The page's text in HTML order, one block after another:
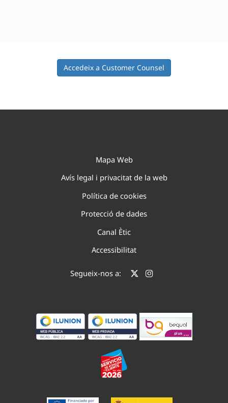
Accedeix a Customer Counsel
Mapa Web
Avís legal i privacitat de la web
Política de cookies
Protecció de dades
Canal Ètic
Accessibilitat
Segueix-nos a: